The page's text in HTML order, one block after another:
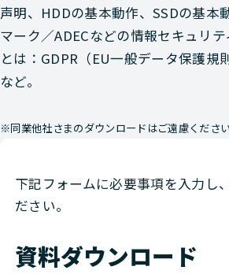
声明、HDDの基本動作、SSDの基本
マーク／ADECなどの情報セキュリ
とは：GDPR（EU一般データ保護規
など。
※同業他社さまのダウンロードはご遠慮ください
下記フォームに必要事項を入力し
ださい。
資料ダウンロード